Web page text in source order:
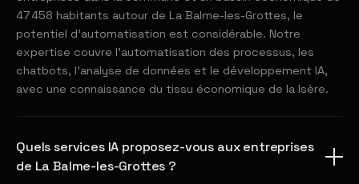
47 458 habitants autour de La Balme-les-Grottes, le
potentiel d'automatisation est considérable. Notre
expertise couvre l'automatisation des processus, les
chatbots, l'analyse de données et le développement IA,
avec une connaissance du tissu économique de la Isère.
Quels services IA proposez-vous aux entreprises
de La Balme-les-Grottes ?